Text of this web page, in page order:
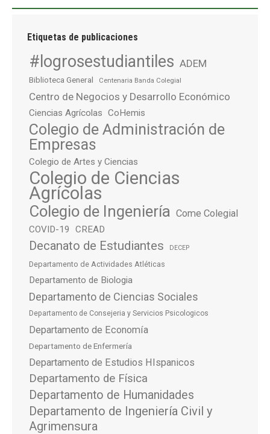
Etiquetas de publicaciones
#logrosestudiantiles ADEM
Biblioteca General Centenaria Banda Colegial
Centro de Negocios y Desarrollo Económico
Ciencias Agrícolas CoHemis
Colegio de Administración de
Empresas
Colegio de Artes y Ciencias
Colegio de Ciencias
Agrícolas
Colegio de Ingeniería Come Colegial
COVID-19 CREAD
Decanato de Estudiantes DECEP
Departamento de Actividades Atléticas
Departamento de Biologia
Departamento de Ciencias Sociales
Departamento de Consejeria y Servicios Psicologicos
Departamento de Economía
Departamento de Enfermería
Departamento de Estudios HIspanicos
Departamento de Física
Departamento de Humanidades
Departamento de Ingeniería Civil y
Agrimensura